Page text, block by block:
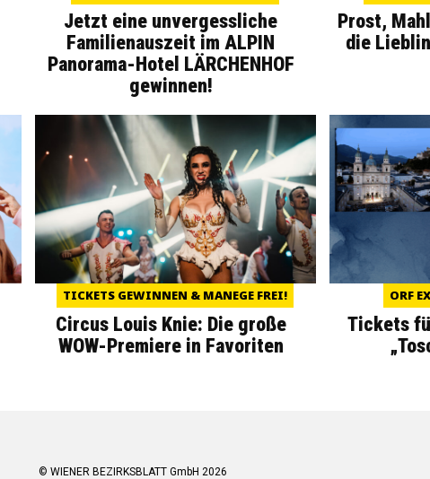
Jetzt eine unvergessliche
Familienauszeit im ALPIN
Panorama-Hotel LÄRCHENHOF
gewinnen!
Prost,
die
TICKETS GEWINNEN & MANEGE FREI!
Circus Louis Knie: Die große
WOW-Premiere in Favoriten
ORF
Tickets
© WIENER BEZIRKSBLATT GmbH 2026